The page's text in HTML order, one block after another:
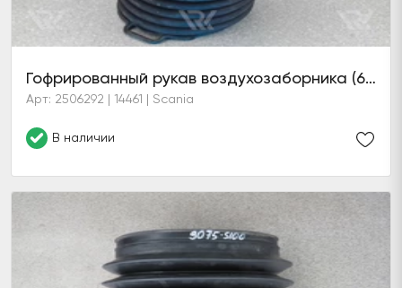
Гофрированный рукав воздухозаборника (6 серия)
Арт: 2506292 | 14461 | Scania
В наличии